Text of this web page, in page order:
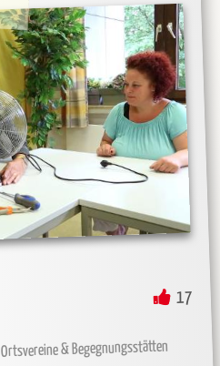
17
Ortsvereine & Begegnungsstätten